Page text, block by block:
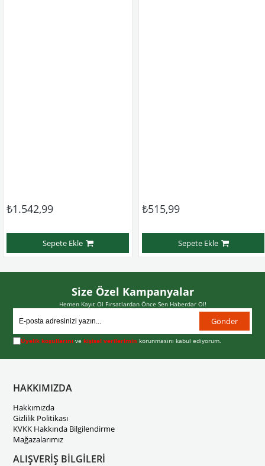
₺1.542,99
Sepete Ekle
₺515,99
Sepete Ekle
Size Özel Kampanyalar
Hemen Kayıt Ol Fırsatlardan Önce Sen Haberdar Ol!
Gönder
Üyelik koşullarını vekişisel verilerimin korunmasını kabul ediyorum.
HAKKIMIZDA
Hakkımızda
Gizlilik Politikası
KVKK Hakkında Bilgilendirme
Mağazalarımız
ALIŞVERİŞ BİLGİLERİ